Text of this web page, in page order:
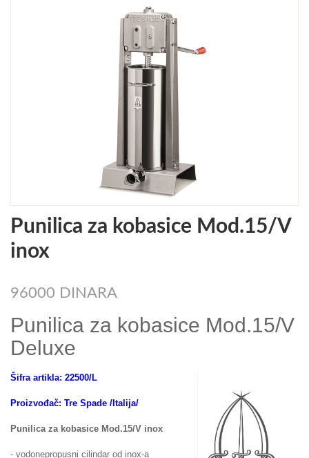
Punilica za kobasice Mod.15/V
inox
96000 DINARA
Punilica za kobasice Mod.15/V
Deluxe
Šifra artikla: 22500/L
Proizvođač: Tre Spade /Italija/
Punilica za kobasice Mod.15/V inox
- vodonepropusni cilindar od inox-a